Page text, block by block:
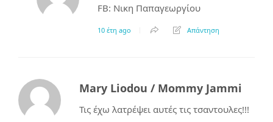
FB: Νικη Παπαγεωργίου
10 έτη ago Απάντηση
Mary Liodou / Mommy Jammi
Τις έχω λατρέψει αυτές τις τσαντουλες!!!